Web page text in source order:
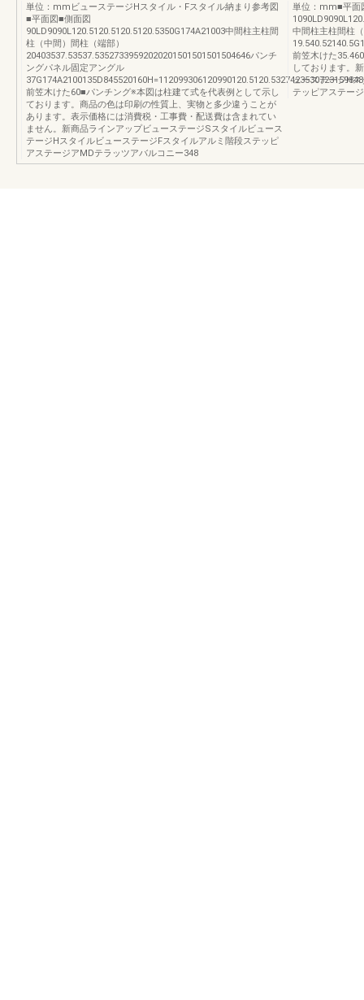
単位：mmビューステージHスタイル・Fスタイル納まり参考図
■平面図■側面図
90LD9090L120.5120.5120.5120.5350G174A21003中間柱主柱間
柱（中間）間柱（端部）
20403537.53537.53527339592020201501501501504646パンチ
ングパネル固定アングル
前笠木けた60■パンチング※本図は柱建て式を代表例として示し
ております。商品の色は印刷の性質上、実物と多少違うことが
あります。表示価格には消費税・工事費・配送費は含まれてい
ません。新商品ラインアップビューステージSスタイルビュース
テージHスタイルビューステージFスタイルアルミ階段ステッピ
アステージアMDテラッツアバルコニー348
単位：mm■平面
中間柱主柱間柱
前笠木けた
しております。
ューステージH
テッピアステー